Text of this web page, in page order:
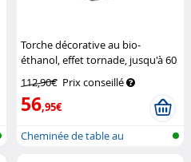
Torche décorative au bio-
éthanol, effet tornade, jusqu'à 60
min. de combustionCarlo Milano
112,90€ Prix conseillé
56,95€
Cheminée de table au